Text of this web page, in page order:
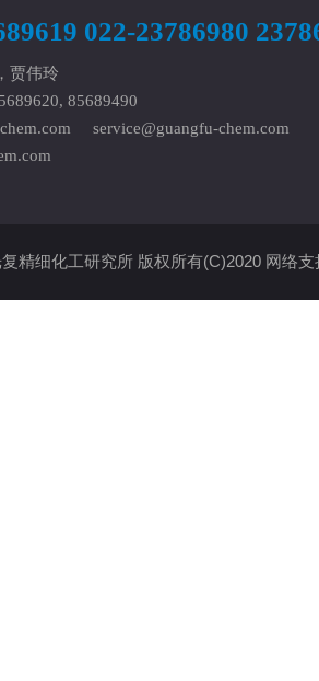
022-23786980
贾伟玲
85689490
service@guangfu-chem.com
精细化工研究所版权所有(C)2020 网络支